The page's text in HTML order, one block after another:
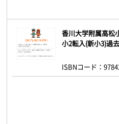
香川大学附属高松
小2転入(新小3)過
ISBNコード：